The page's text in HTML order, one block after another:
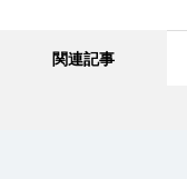
関連記事